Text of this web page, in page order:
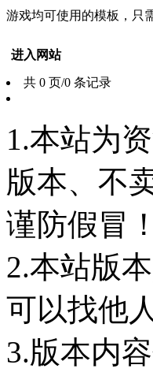
游戏均可使用的模板，只
进入网站
共 0 页/0 条记录
1.本站为
版本、不
谨防假冒！
2.本站版
可以找他
3.版本内